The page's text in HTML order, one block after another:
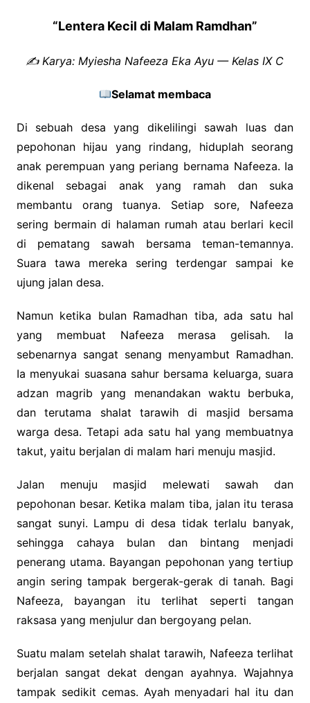
“Lentera Kecil di Malam Ramdhan”
✍️ Karya: Myiesha Nafeeza Eka Ayu — Kelas IX C
Selamat membaca
Di sebuah desa yang dikelilingi sawah luas dan
pepohonan hijau yang rindang, hiduplah seorang
anak perempuan yang periang bernama Nafeeza. Ia
dikenal sebagai anak yang ramah dan suka
membantu orang tuanya. Setiap sore, Nafeeza
sering bermain di halaman rumah atau berlari kecil
di pematang sawah bersama teman-temannya.
Suara tawa mereka sering terdengar sampai ke
ujung jalan desa.
Namun ketika bulan Ramadhan tiba, ada satu hal
yang membuat Nafeeza merasa gelisah. Ia
sebenarnya sangat senang menyambut Ramadhan.
Ia menyukai suasana sahur bersama keluarga, suara
adzan magrib yang menandakan waktu berbuka,
dan terutama shalat tarawih di masjid bersama
warga desa. Tetapi ada satu hal yang membuatnya
takut, yaitu berjalan di malam hari menuju masjid.
Jalan menuju masjid melewati sawah dan
pepohonan besar. Ketika malam tiba, jalan itu terasa
sangat sunyi. Lampu di desa tidak terlalu banyak,
sehingga cahaya bulan dan bintang menjadi
penerang utama. Bayangan pepohonan yang tertiup
angin sering tampak bergerak-gerak di tanah. Bagi
Nafeeza, bayangan itu terlihat seperti tangan
raksasa yang menjulur dan bergoyang pelan.
Suatu malam setelah shalat tarawih, Nafeeza terlihat
berjalan sangat dekat dengan ayahnya. Wajahnya
tampak sedikit cemas. Ayah menyadari hal itu dan